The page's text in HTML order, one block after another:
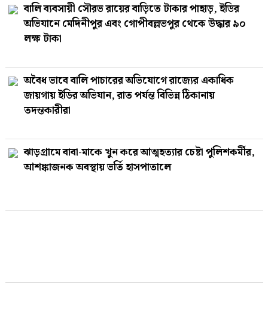
বালি ব‍্যবসায়ী সৌরভ রায়ের বাড়িতে টাকার পাহাড়, ইডির
অভিযানে মেদিনীপুর এবং গোপীবল্লভপুর থেকে উদ্ধার ৯০
লক্ষ টাকা
অবৈধ ভাবে বালি পাচারের অভিযোগে রাজ্যের একাধিক
জায়গায় ইডির অভিযান, রাত পর্যন্ত বিভিন্ন ঠিকানায়
তদন্তকারীরা
ঝাড়গ্রামে বাবা-মাকে খুন করে আত্মহত্যার চেষ্টা পুলিশকর্মীর,
আশঙ্কাজনক অবস্থায় ভর্তি হাসপাতালে